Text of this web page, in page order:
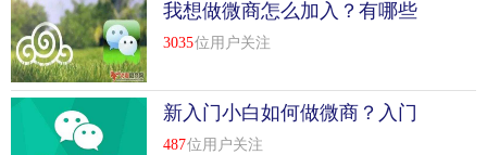
我想做微商怎么加入？有哪些
流程介绍？
3035位用户关注
新入门小白如何做微商？入门
必懂几点知识
487位用户关注